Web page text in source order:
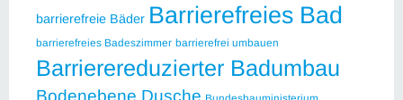
barrierefreie Bäder Barrierefreies Bad
barrierefreies Badeszimmer barrierefrei umbauen
Barrierereduzierter Badumbau
Bodenebene Dusche